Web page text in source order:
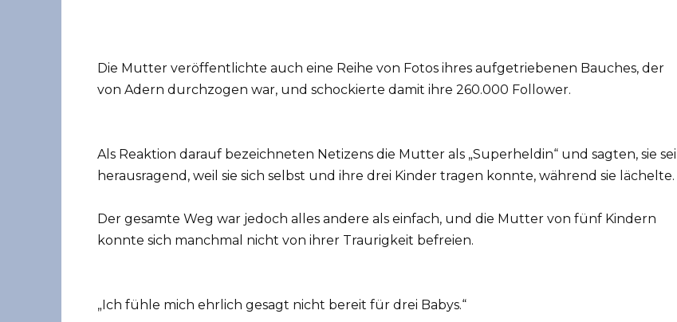
Die Mutter veröffentlichte auch eine Reihe von Fotos ihres aufgetriebenen Bauches, der
von Adern durchzogen war, und schockierte damit ihre 260.000 Follower.
Als Reaktion darauf bezeichneten Netizens die Mutter als „Superheldin“ und sagten, sie sei
herausragend, weil sie sich selbst und ihre drei Kinder tragen konnte, während sie lächelte.
Der gesamte Weg war jedoch alles andere als einfach, und die Mutter von fünf Kindern
konnte sich manchmal nicht von ihrer Traurigkeit befreien.
„Ich fühle mich ehrlich gesagt nicht bereit für drei Babys.“